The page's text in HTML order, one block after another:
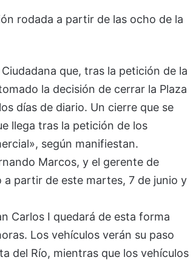
rodada a partir de las ocho de la
que, tras la petición de la
la decisión de cerrar la Plaza
días de diario. Un cierre que se
llega tras la petición de los
según manifiestan.
Marcos, y el gerente de
partir de este martes, 7 de junio y
Carlos I quedará de esta forma
Los vehículos verán su paso
del Río, mientras que los vehículos